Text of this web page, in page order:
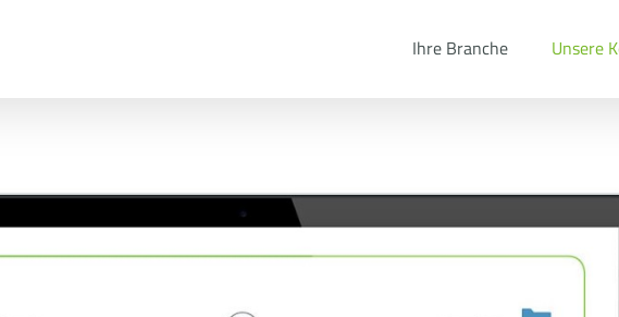
Ihre Branche Unsere